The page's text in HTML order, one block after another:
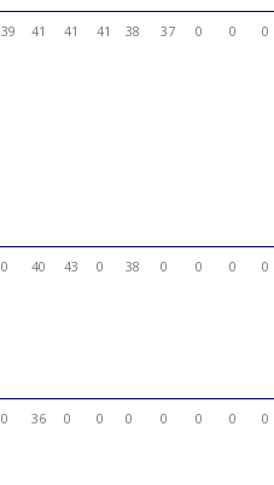
39 41 41 41 38 37 0 0 0
0 40 43 0 38 0 0 0 0
0 36 0 0 0 0 0 0 0